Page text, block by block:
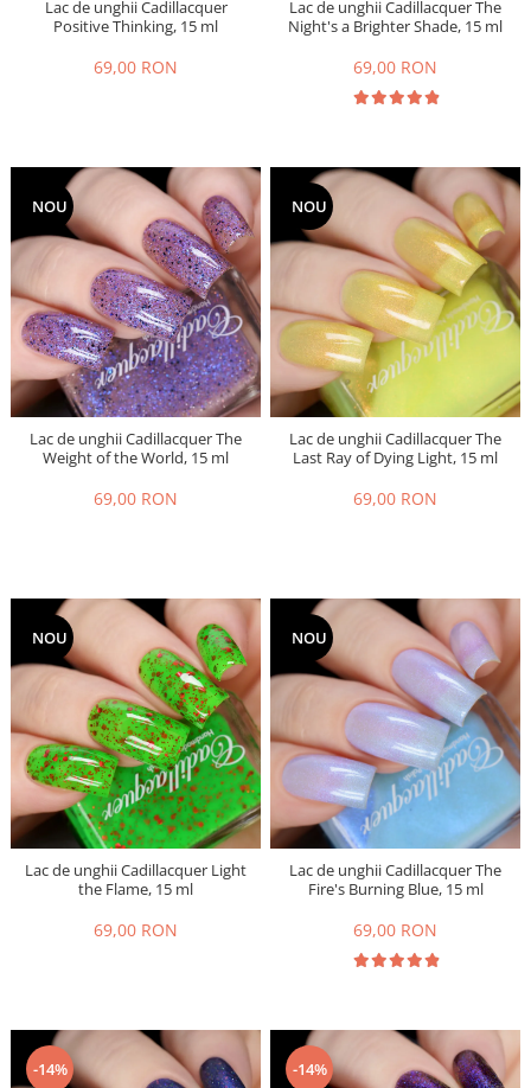
Lac de unghii Cadillacquer
Positive Thinking, 15 ml
69,00 RON
Lac de unghii Cadillacquer The
Night's a Brighter Shade, 15 ml
69,00 RON
NOU
Lac de unghii Cadillacquer The
Weight of the World, 15 ml
69,00 RON
NOU
Lac de unghii Cadillacquer The
Last Ray of Dying Light, 15 ml
69,00 RON
NOU
Lac de unghii Cadillacquer Light
the Flame, 15 ml
69,00 RON
NOU
Lac de unghii Cadillacquer The
Fire's Burning Blue, 15 ml
69,00 RON
-14% -14%